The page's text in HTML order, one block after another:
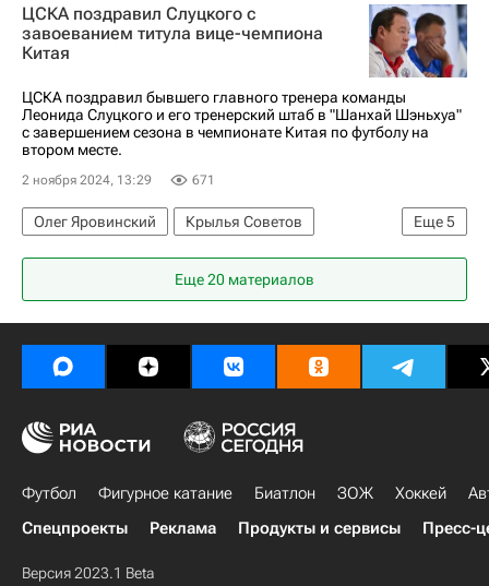
ЦСКА поздравил Слуцкого с
завоеванием титула вице-чемпиона
Китая
ЦСКА поздравил бывшего главного тренера команды
Леонида Слуцкого и его тренерский штаб в "Шанхай Шэньхуа"
с завершением сезона в чемпионате Китая по футболу на
втором месте.
2 ноября 2024, 13:29 671
Еще5
Олег Яровинский
Крылья Советов
Василий Березуцкий
Шанхай Шэньхуа
Футбол
Леонид Слуцкий (Тренер)
Еще 20 материалов
Футбол Фигурное катание Биатлон ЗОЖ Хоккей
Спецпроекты
Реклама Продукты и сервисы Пресс-
Версия 2023.1 Beta